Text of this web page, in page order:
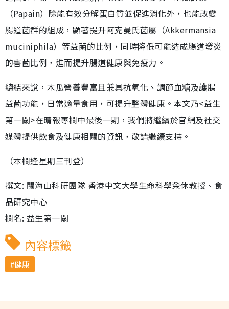
（Papain）除能有效分解蛋白質並促進消化外，也能改變
腸道菌群的組成，顯著提升阿克曼氏菌屬（Akkermansia
muciniphila）等益菌的比例，同時降低可能造成腸道發炎
的害菌比例，進而提升腸道健康與免疫力。
總結來說，木瓜營養豐富且兼具抗氧化、調節血糖及護腸
益菌功能，日常適量食用，可提升整體健康。本文乃<益生
第一關>在晴報專欄中最後一期，我們將繼續於官網及社交
媒體提供飲食及健康相關的資訊，敬請繼續支持。
（本欄逢星期三刊登）
撰文: 關海山科研團隊 香港中文大學生命科學榮休教授、食
品研究中心
欄名: 益生第一關
內容標籤
健康